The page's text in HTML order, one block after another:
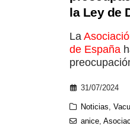
la Ley de
La
de España
31/07/2024
Noticias,
anice,